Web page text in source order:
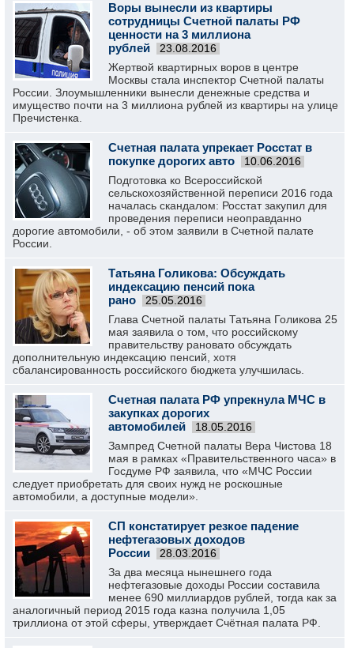
Воры вынесли из квартиры
сотрудницы Счетной палаты РФ
ценности на 3 миллиона
рублей
23.08.2016
Жертвой квартирных воров в центре
Москвы стала инспектор Счетной палаты
России. Злоумышленники вынесли денежные средства и
имущество почти на 3 миллиона рублей из квартиры на улице
Пречистенка.
Счетная палата упрекает Росстат в
покупке дорогих авто
10.06.2016
Подготовка ко Всероссийской
сельскохозяйственной переписи 2016 года
началась скандалом: Росстат закупил для
проведения переписи неоправданно
дорогие автомобили, - об этом заявили в Счетной палате
России.
Татьяна Голикова: Обсуждать
индексацию пенсий пока
рано
25.05.2016
Глава Счетной палаты Татьяна Голикова 25
мая заявила о том, что российскому
правительству рановато обсуждать
дополнительную индексацию пенсий, хотя
сбалансированность российского бюджета улучшилась.
Счетная палата РФ упрекнула МЧС в
закупках дорогих
автомобилей
18.05.2016
Зампред Счетной палаты Вера Чистова 18
мая в рамках «Правительственного часа» в
Госдуме РФ заявила, что «МЧС России
следует приобретать для своих нужд не роскошные
автомобили, а доступные модели».
СП констатирует резкое падение
нефтегазовых доходов
России
28.03.2016
За два месяца нынешнего года
нефтегазовые доходы России составила
менее 690 миллиардов рублей, тогда как за
аналогичный период 2015 года казна получила 1,05
триллиона от этой сферы, утверждает Счётная палата РФ.